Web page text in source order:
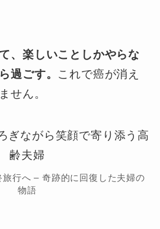
、楽しいことしかやらな
過ごす。 これで癌が消え
せん。
行へ – 奇跡的に回復した夫婦の
物語